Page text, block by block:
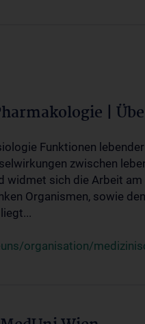
|
Funktionen
zwischen
widmet sich die Arbeit am
Organismen, sowie
organisation/